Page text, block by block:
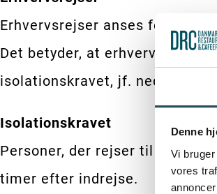
Denne
Vi
vores
Erhvervsrejser anses for at
Det betyder, at erhvervsrejser
isolationskravet, jf. nedenfor.
Isolationskravet
Personer, der rejser til
timer efter indrejse.